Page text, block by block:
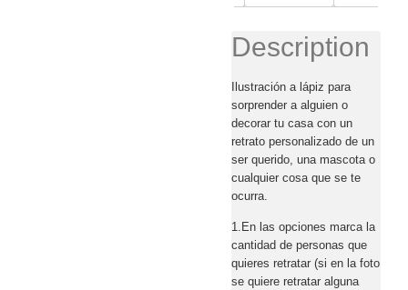
Description
Ilustración a lápiz para
sorprender a alguien o
decorar tu casa con un
retrato personalizado de un
ser querido, una mascota o
cualquier cosa que se te
ocurra.
1.En las opciones marca la
cantidad de personas que
quieres retratar (si en la foto
se quiere retratar alguna